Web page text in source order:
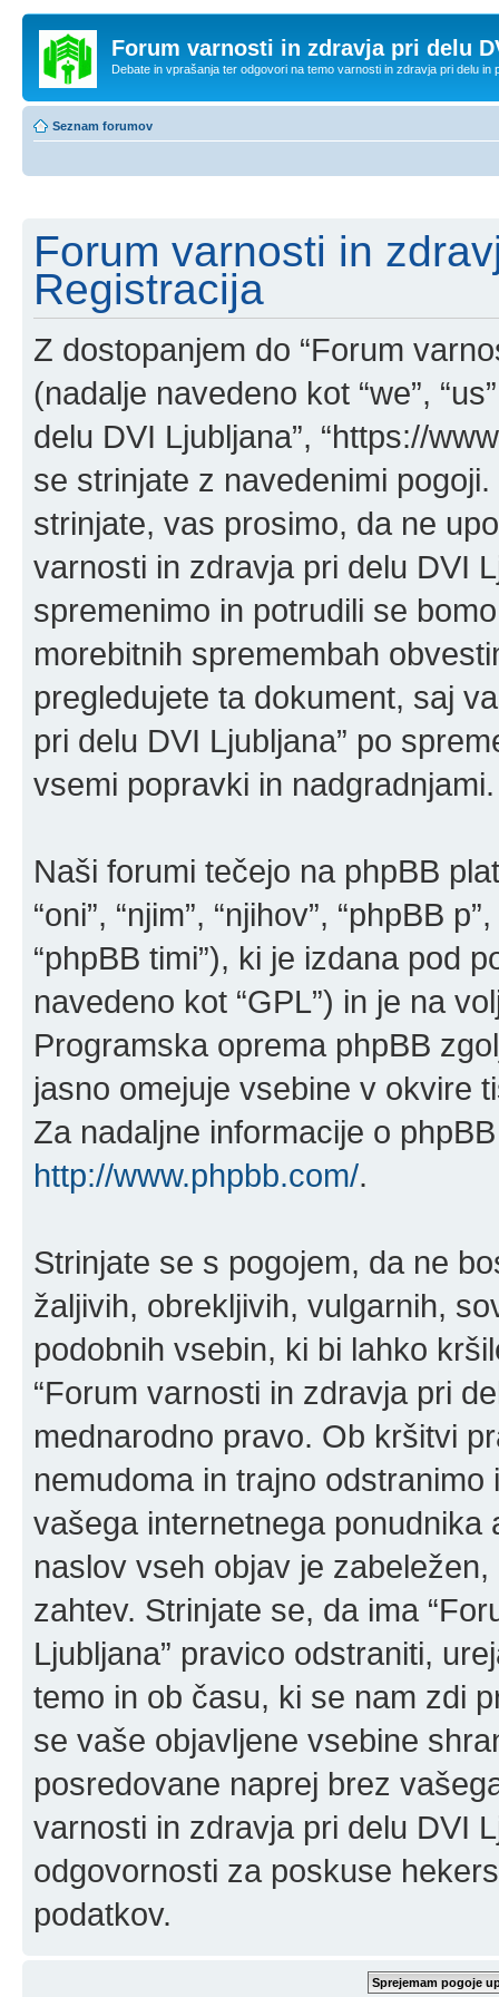
Forum varnosti in zdravja pri delu
Debate in vprašanja ter odgovori na temo varnosti in zdravja pri delu in
Seznam forumov
Forum varnosti in
Registracija
Z dostopanjem do “Forum
(nadalje navedeno kot “we”,
delu DVI Ljubljana”, “https://
se strinjate z navedenimi
strinjate, vas prosimo, da ne
varnosti in zdravja pri delu DVI
spremenimo in potrudili se
morebitnih spremembah
pregledujete ta dokument, saj
pri delu DVI Ljubljana” po
vsemi popravki in nadgradnjami.
Naši forumi tečejo na phpBB
“oni”, “njim”, “njihov”, “phpBB
“phpBB timi”), ki je izdana pod
navedeno kot “GPL”) in je na
Programska oprema phpBB
jasno omejuje vsebine v okvire
Za nadaljne informacije o
http://www.phpbb.com/.
Strinjate se s pogojem, da ne
žaljivih, obrekljivih, vulgarnih,
podobnih vsebin, ki bi lahko
“Forum varnosti in zdravja pri
mednarodno pravo. Ob kršitvi
nemudoma in trajno
vašega internetnega ponudnika
naslov vseh objav je
zahtev. Strinjate se, da ima
Ljubljana” pravico odstraniti,
temo in ob času, ki se nam zdi
se vaše objavljene vsebine
posredovane naprej brez
varnosti in zdravja pri delu DVI
odgovornosti za poskuse
podatkov.